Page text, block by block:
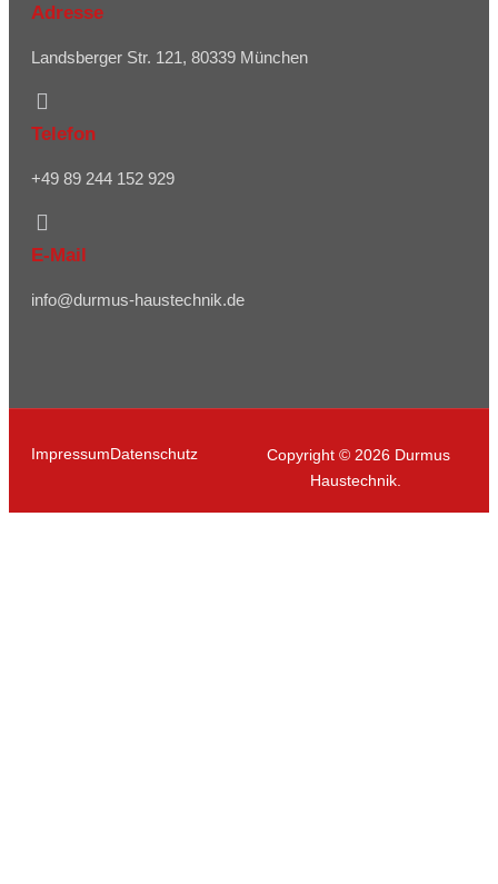
Adresse
Landsberger Str. 121, 80339 München
Telefon
+49 89 244 152 929
E-Mail
info@durmus-haustechnik.de
Copyright © 2026 Durmus
Haustechnik.
ImpressumDatenschutz